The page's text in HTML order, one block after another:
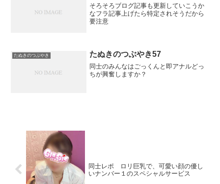
そろそろブログ記事も更新していこうか
なフラ記事上げたら特定されそうだから
要注意
たぬきのつぶやき たぬきのつぶやき57
同士のみんなはごっくんと即アナルどっ
ちが興奮しますか？
同士レポ ロリ巨乳で、可愛い顔の優し
いナンバー１のスペシャルサービス